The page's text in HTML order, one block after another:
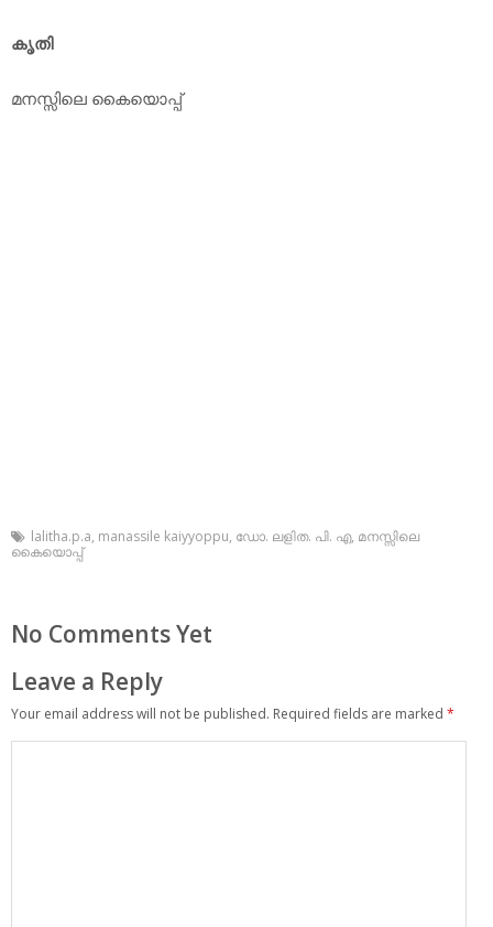
കൃതി
മനസ്സിലെ കൈയൊപ്പ്
lalitha.p.a, manassile kaiyyoppu, ഡോ. ലളിത. പി. എ, മനസ്സിലെ
കൈയൊപ്പ്
No Comments Yet
Leave a Reply
Your email address will not be published. Required fields are marked *